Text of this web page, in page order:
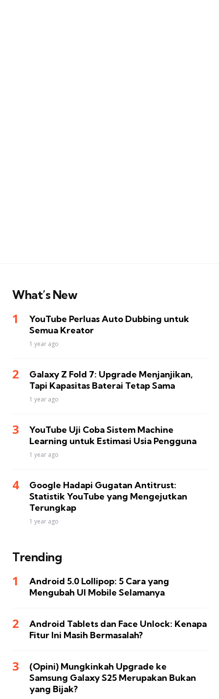
What’s New
YouTube Perluas Auto Dubbing untuk
Semua Kreator
1 year ago
Galaxy Z Fold 7: Upgrade Menjanjikan,
Tapi Kapasitas Baterai Tetap Sama
1 year ago
YouTube Uji Coba Sistem Machine
Learning untuk Estimasi Usia Pengguna
1 year ago
Google Hadapi Gugatan Antitrust:
Statistik YouTube yang Mengejutkan
Terungkap
1 year ago
Trending
Android 5.0 Lollipop: 5 Cara yang
Mengubah UI Mobile Selamanya
Android Tablets dan Face Unlock: Kenapa
Fitur Ini Masih Bermasalah?
(Opini) Mungkinkah Upgrade ke
Samsung Galaxy S25 Merupakan Bukan
yang Bijak?